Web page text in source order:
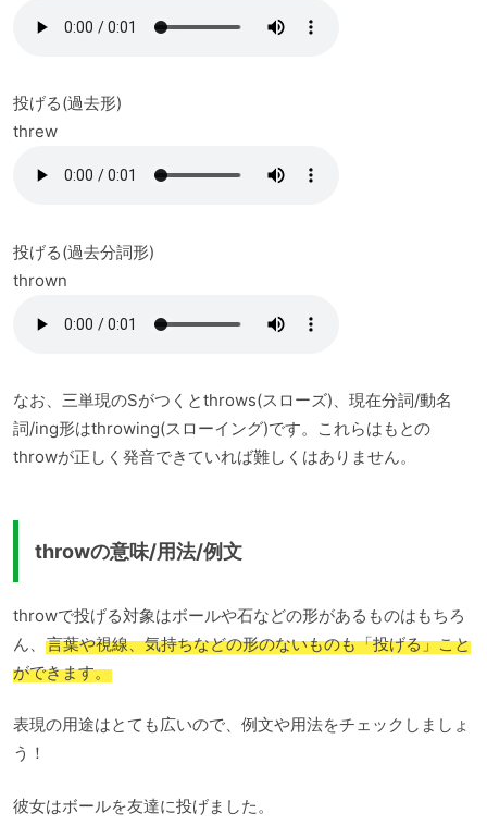
投げる(過去形)
threw
投げる(過去分詞形)
thrown
なお、三単現のSがつくとthrows(スローズ)、現在分詞/動名
詞/ing形はthrowing(スローイング)です。これらはもとの
throwが正しく発音できていれば難しくはありません。
throwの意味/用法/例文
throwで投げる対象はボールや石などの形があるものはもちろ
ん、 言葉や視線、気持ちなどの形のないものも「投げる」こと
ができます。
表現の用途はとても広いので、例文や用法をチェックしましょ
う！
彼女はボールを友達に投げました。